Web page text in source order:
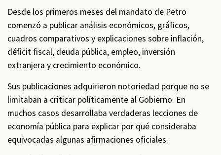
Desde los primeros meses del mandato de Petro
comenzó a publicar análisis económicos, gráficos,
cuadros comparativos y explicaciones sobre inflación,
déficit fiscal, deuda pública, empleo, inversión
extranjera y crecimiento económico.
Sus publicaciones adquirieron notoriedad porque no se
limitaban a criticar políticamente al Gobierno. En
muchos casos desarrollaba verdaderas lecciones de
economía pública para explicar por qué consideraba
equivocadas algunas afirmaciones oficiales.